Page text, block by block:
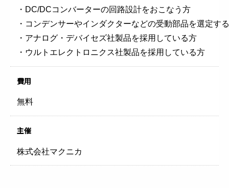
・DC/DCコンバーターの回路設計をおこなう方
・コンデンサーやインダクターなどの受動部品を選定す
・アナログ・デバイセズ社製品を採用している方
・ウルトエレクトロニクス社製品を採用している方
費用
無料
主催
株式会社マクニカ